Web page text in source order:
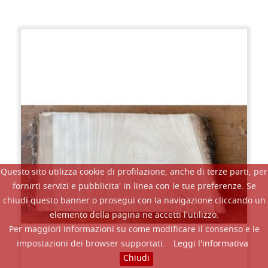
Questo sito utilizza cookie di profilazione, anche di terze parti, per
fornirti servizi e pubblicita' in linea con le tue preferenze. Se
chiudi questo banner o prosegui con la navigazione cliccando un
elemento della pagina ne accetti l'utilizzo.
Per maggiori informazioni su come modificare il consenso e le
impostazioni dei browser supportati.
Leggi l'informativa
Chiudi